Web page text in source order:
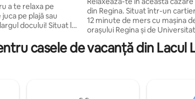
a te relaxa pe
pe plajă sau
docului! Situat la
Ravine Prov. Parc
de parcare incld) cu
din Regina. Situat într-un
12 minute de mers cu mașina
orașului Regina și de
Northgate Mall și de mai multe
/restaurante din Rochdale.
dotată cu Wi-Fi de mare viteză. Accesul
casele de vacanță din Lacul